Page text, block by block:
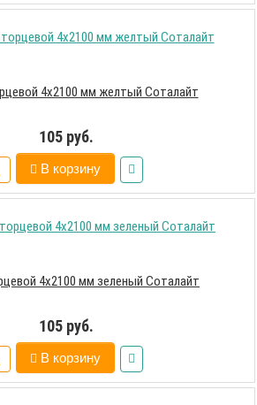
4х2100 мм желтый Соталайт
105 руб.
В корзину
4х2100 мм зеленый Соталайт
105 руб.
В корзину